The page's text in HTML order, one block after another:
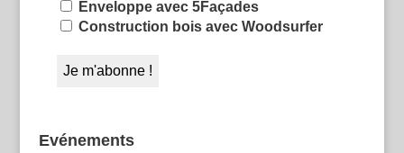
Enveloppe avec 5Façades
Construction bois avec Woodsurfer
Evénements